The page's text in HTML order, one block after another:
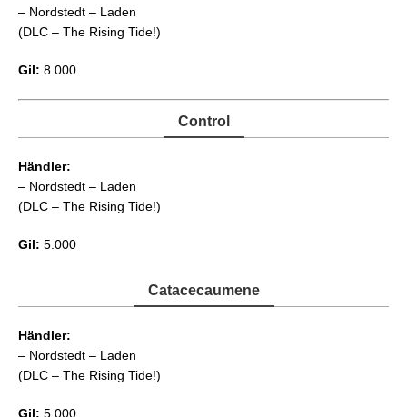
– Nordstedt – Laden
(DLC – The Rising Tide!)
Gil: 8.000
Control
Händler:
– Nordstedt – Laden
(DLC – The Rising Tide!)
Gil: 5.000
Catacecaumene
Händler:
– Nordstedt – Laden
(DLC – The Rising Tide!)
Gil: 5.000